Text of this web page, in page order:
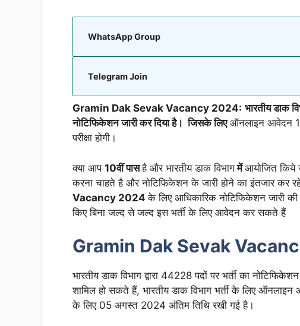
WhatsApp Group
Telegram Join
Gramin Dak Sevak Vacancy 2024: भारतीय डाक
नोटिफिकेशन जारी कर दिया है। जिसके लिएऑनलाइन आवेदन
परीक्षा होगी।
क्या आप 10वींपासहै और भारतीय डाक विभागमेंआयोजित किये
करना चाहते है और नोटिफिकेशन के जारी होने का इंतजार कर
Vacancy 2024 के लिए आधिकारिक नोटिफिकेशन जारी
किए बिना जल्द से जल्द इस भर्ती के लिए आवेदन कर सकते हैं
Gramin Dak Sevak
भारतीय डाक विभाग द्वारा 44228 पदों पर भर्ती का
शामिल हो सकते हैं, भारतीय डाक विभाग भर्ती के लिए
के लिए 05 अगस्त 2024 अंतिम तिथि रखी गई है।